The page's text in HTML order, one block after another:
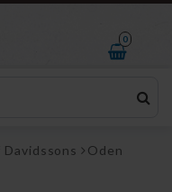
0
Davidssons
Oden